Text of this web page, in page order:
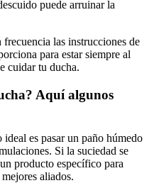
puede arruinar la
frecuencia las instrucciones de
para estar siempre al
cuidar tu ducha.
Aquí algunos
ideal es pasar un paño húmedo
Si la suciedad se
producto específico para
aliados.